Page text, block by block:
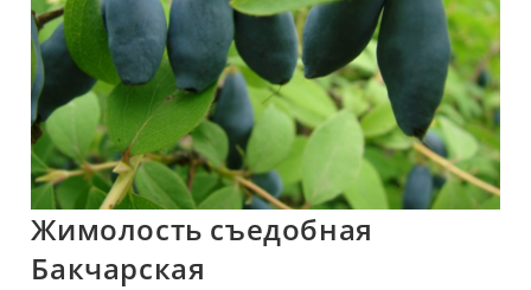
Жимолость съедобная
Бакчарская